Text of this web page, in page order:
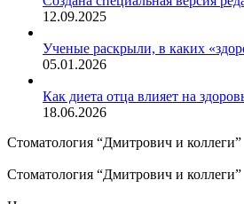
12.09.2025
Ученые раскрыли, в каких
05.01.2026
Как диета отца влияет на
18.06.2026
Стоматология “Дмитрович и коллеги”
Стоматология “Дмитрович и коллеги”